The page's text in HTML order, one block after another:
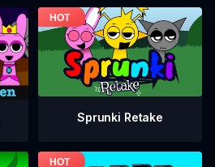
Sprunki Retake